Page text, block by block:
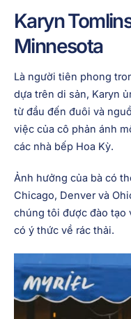
Karyn
Minnesota
Là người tiên phong
dựa trên di sản, Karyn
từ đầu đến đuôi và
việc của cô phản ánh
các nhà bếp Hoa Kỳ.
Ảnh hưởng của bà có
Chicago, Denver và
chúng tôi được đào tạo
có ý thức về rác thải.